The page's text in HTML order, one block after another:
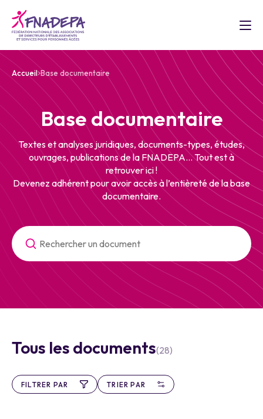
Accueil Base documentaire
Base documentaire
Textes et analyses juridiques, documents-types, études,
ouvrages, publications de la FNADEPA... Tout est à
retrouver ici !
Devenez adhérent pour avoir accès à l’entièreté de la base
documentaire.
Tous les documents(28)
FILTRER PAR TRIER PAR